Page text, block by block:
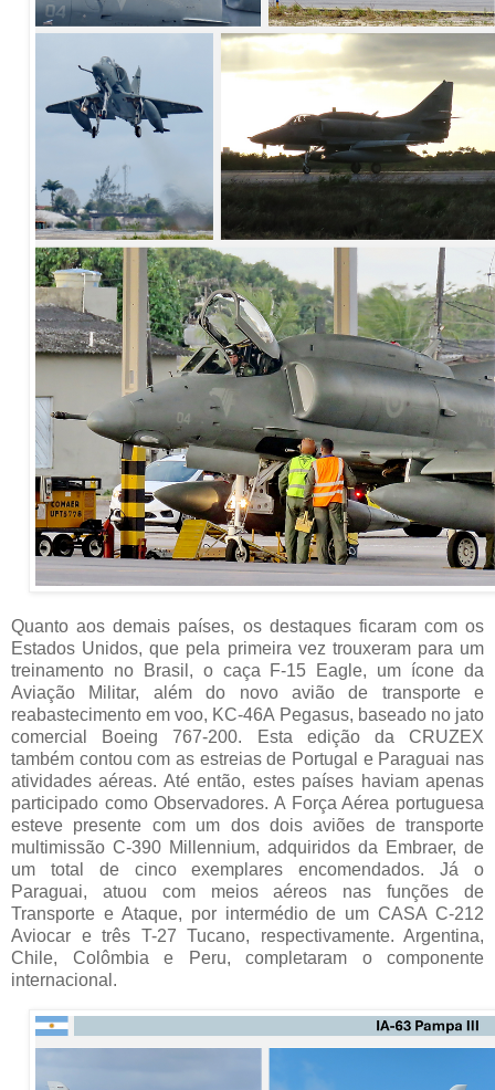
Quanto aos demais países, os destaques ficaram com os
Estados Unidos, que pela primeira vez trouxeram para um
treinamento no Brasil, o caça F-15 Eagle, um ícone da
Aviação Militar, além do novo avião de transporte e
reabastecimento em voo, KC-46A Pegasus, baseado no jato
comercial Boeing 767-200. Esta edição da CRUZEX
também contou com as estreias de Portugal e Paraguai nas
atividades aéreas. Até então, estes países haviam apenas
participado como Observadores. A Força Aérea portuguesa
esteve presente com um dos dois aviões de transporte
multimissão C-390 Millennium, adquiridos da Embraer, de
um total de cinco exemplares encomendados. Já o
Paraguai, atuou com meios aéreos nas funções de
Transporte e Ataque, por intermédio de um CASA C-212
Aviocar e três T-27 Tucano, respectivamente. Argentina,
Chile, Colômbia e Peru, completaram o componente
internacional.